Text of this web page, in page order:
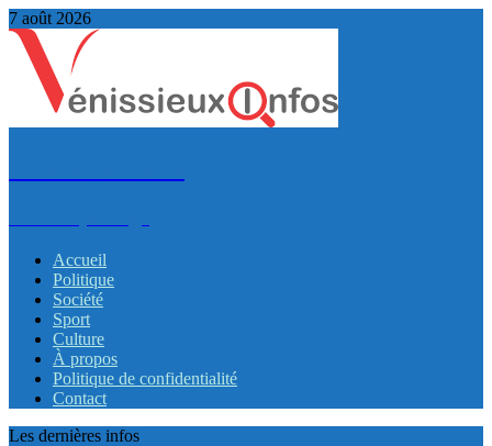
7 août 2026
Accueil
Politique
Société
Sport
Culture
À propos
Politique de confidentialité
Contact
Les dernières infos